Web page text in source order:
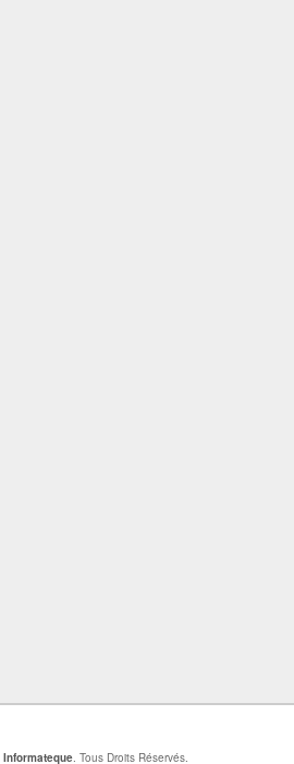
Informateque. Tous Droits Réservés.